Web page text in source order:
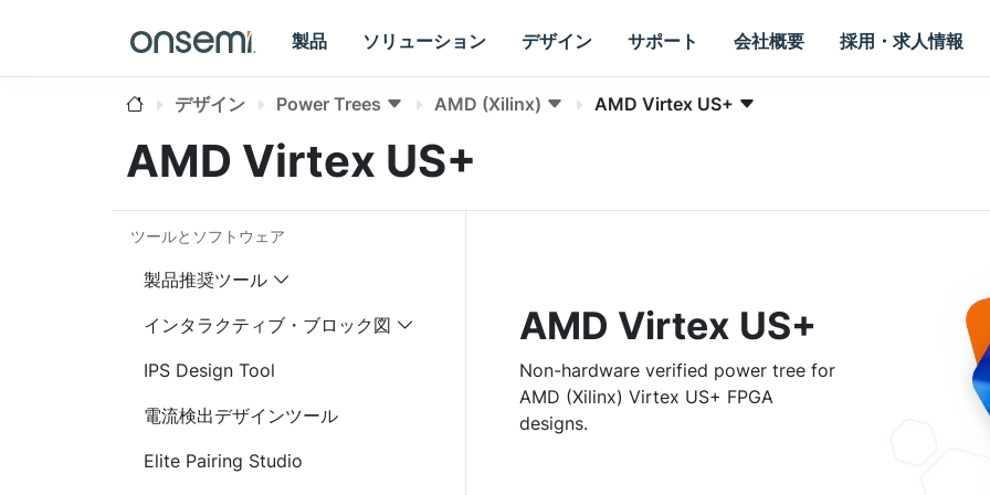
製品 ソリューション デザイン サポート 会社概要 採用・求人情報
デザイン Power Trees AMD (Xilinx) AMD Virtex US+
AMD Virtex US+
ツールとソフトウェア
製品推奨ツール
インタラクティブ・ブロック図
IPS Design Tool
電流検出デザインツール
Elite Pairing Studio
AMD Virtex US+
Non-hardware verified power tree for
AMD (Xilinx) Virtex US+ FPGA
designs.